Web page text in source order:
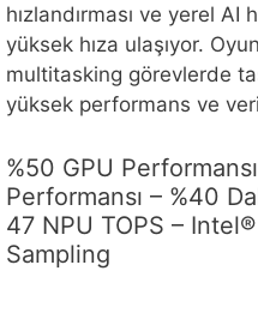
hızlandırması ve yerel AI
yüksek hıza ulaşıyor.
multitasking görevlerde
yüksek performans ve
%50 GPU
Performansı – %40
47 NPU TOPS –
Sampling